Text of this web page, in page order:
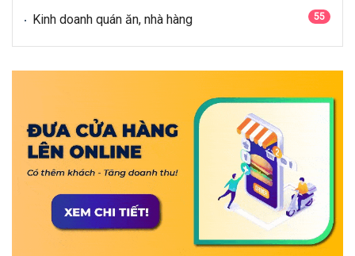
Kinh doanh quán ăn, nhà hàng 55